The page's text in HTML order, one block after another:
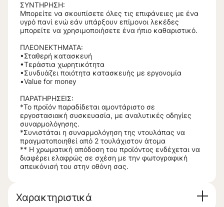
ΣΥΝΤΗΡΗΣΗ:
Μπορείτε να σκουπίσετε όλες τις επιφάνειες με ένα
υγρό πανί ενώ εάν υπάρξουν επίμονοι λεκέδες
μπορείτε να χρησιμοποιήσετε ένα ήπιο καθαριστικό.
ΠΛΕΟΝΕΚΤΗΜΑΤΑ:
•Σταθερή κατασκευή
•Τεράστια χωρητικότητα
•Συνδυάζει ποιότητα κατασκευής με εργονομία
•Value for money
ΠΑΡΑΤΗΡΗΣΕΙΣ:
*Το προϊόν παραδίδεται αμοντάριστο σε
εργοστασιακή συσκευασία, με αναλυτικές οδηγίες
συναρμολόγησης.
*Συνιστάται η συναρμολόγηση της ντουλάπας να
πραγματοποιηθεί από 2 τουλάχιστον άτομα
** Η χρωματική απόδοση του προϊόντος ενδέχεται να
διαφέρει ελαφρώς σε σχέση με την φωτογραφική
απεικόνισή του στην οθόνη σας.
Χαρακτηριστικά